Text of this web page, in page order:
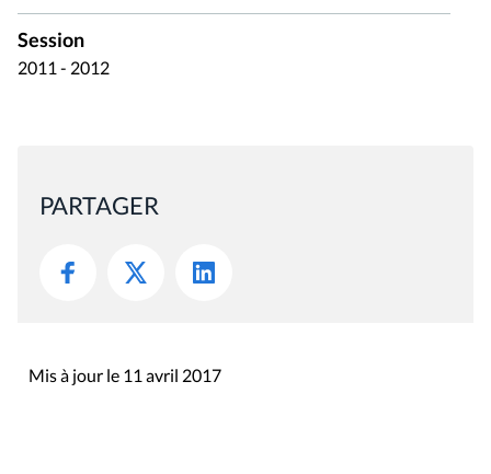
Session
2011 - 2012
PARTAGER
Mis à jour le 11 avril 2017